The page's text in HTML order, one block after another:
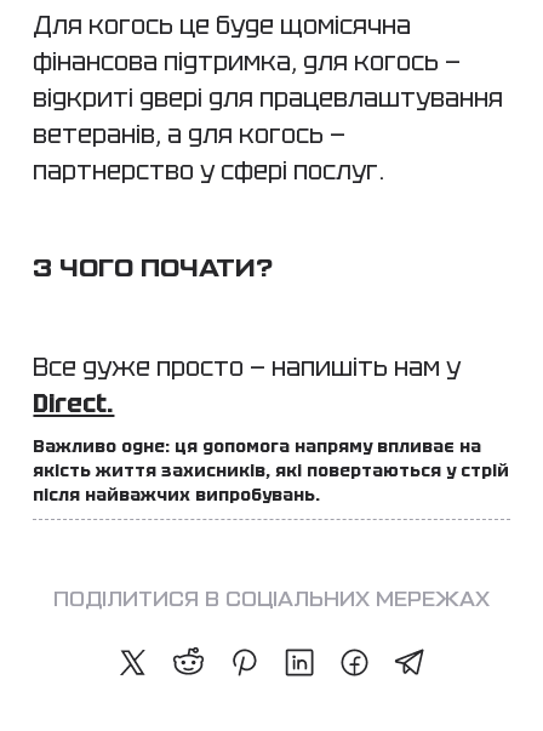
Для когось це буде щомісячна
фінансова підтримка, для когось —
відкриті двері для працевлаштування
ветеранів, а для когось —
партнерство у сфері послуг.
З ЧОГО ПОЧАТИ?
Все дуже просто — напишіть нам у
Direct.
Важливо одне: ця допомога напряму впливає на
якість життя захисників, які повертаються у стрій
після найважчих випробувань.
ПОДІЛИТИСЯ В СОЦІАЛЬНИХ МЕРЕЖАХ